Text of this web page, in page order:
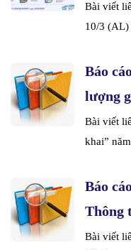
Bài viết
10/3 (AL)
Báo
lượng
Bài viết
khai”
Báo
Thông
Bài viết